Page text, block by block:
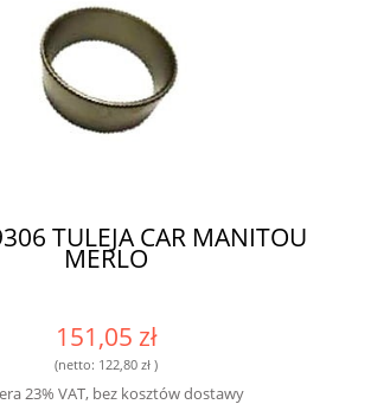
TULEJA CAR MANITOU
MERLO
151,05 zł
(netto: 122,80 zł)
23% VAT, bez kosztów dostawy